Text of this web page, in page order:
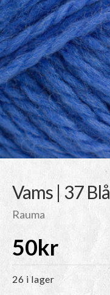
Vams | 37 Blå
Rauma
50kr
26 i lager